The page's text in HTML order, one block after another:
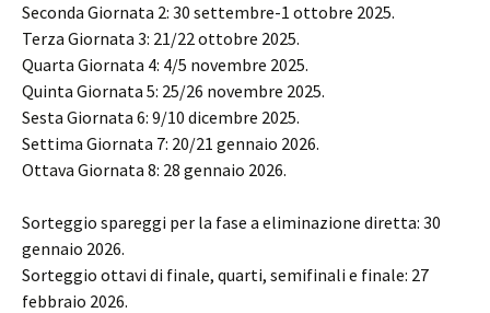
Seconda Giornata 2: 30 settembre-1 ottobre 2025.
Terza Giornata 3: 21/22 ottobre 2025.
Quarta Giornata 4: 4/5 novembre 2025.
Quinta Giornata 5: 25/26 novembre 2025.
Sesta Giornata 6: 9/10 dicembre 2025.
Settima Giornata 7: 20/21 gennaio 2026.
Ottava Giornata 8: 28 gennaio 2026.
Sorteggio spareggi per la fase a eliminazione diretta: 30
gennaio 2026.
Sorteggio ottavi di finale, quarti, semifinali e finale: 27
febbraio 2026.